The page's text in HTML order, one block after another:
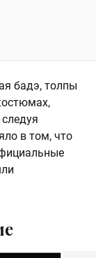
бадэ, толпы
в том, что